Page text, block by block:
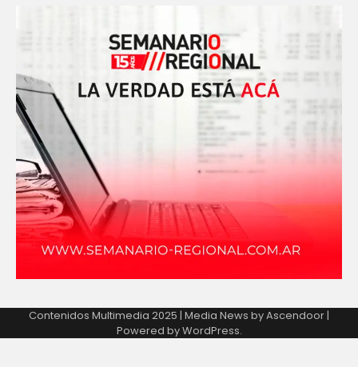
Contenidos Multimedia 2025 | Media News byAscendoor|
Powered byWordPress.